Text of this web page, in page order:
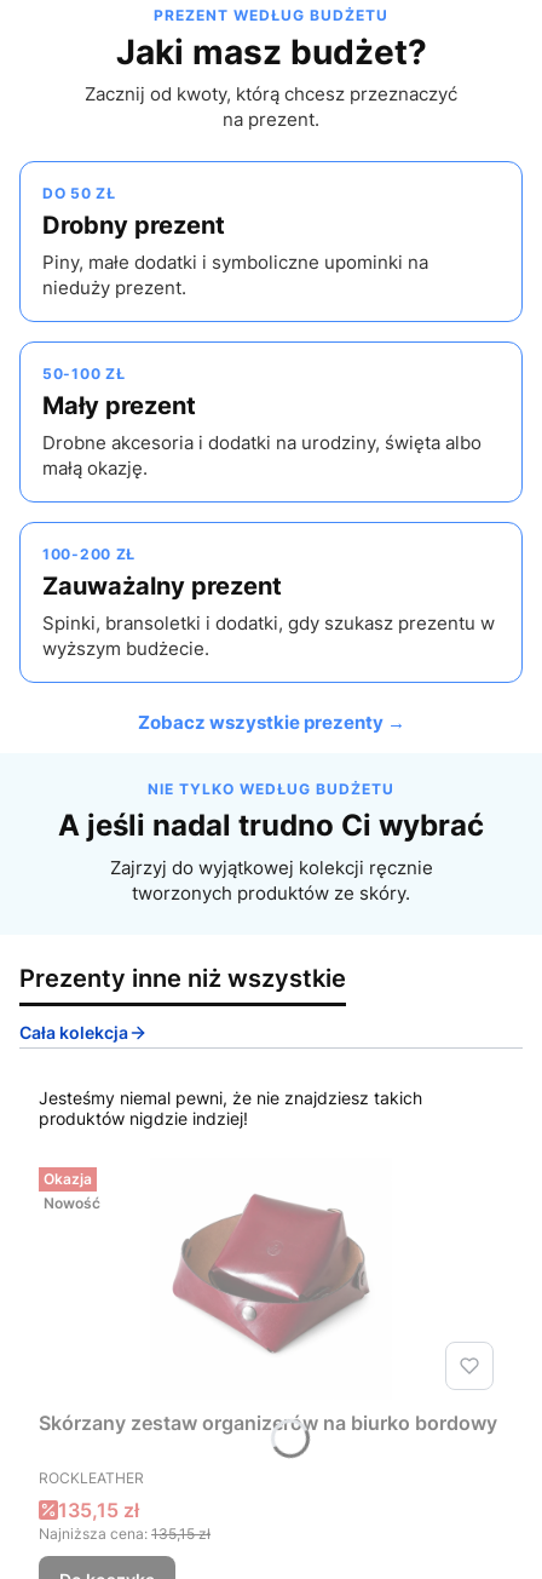
PREZENT WEDŁUG BUDŻETU
Jaki masz budżet?
Zacznij od kwoty, którą chcesz przeznaczyć
na prezent.
DO 50 ZŁ
Drobny prezent
Piny, małe dodatki i symboliczne upominki na
nieduży prezent.
50-100 ZŁ
Mały prezent
Drobne akcesoria i dodatki na urodziny, święta albo
małą okazję.
100-200 ZŁ
Zauważalny prezent
Spinki, bransoletki i dodatki, gdy szukasz prezentu w
wyższym budżecie.
Zobacz wszystkie prezenty →
NIE TYLKO WEDŁUG BUDŻETU
A jeśli nadal trudno Ci wybrać
Zajrzyj do wyjątkowej kolekcji ręcznie
tworzonych produktów ze skóry.
Prezenty inne niż wszystkie
Cała kolekcja
Jesteśmy niemal pewni, że nie znajdziesz takich
produktów nigdzie indziej!
Okazja
Nowość
Skórzany zestaw organizerów na biurko bordowy
PRODUCENT
ROCKLEATHER
Cena promocyjna
135,15 zł
Najniższa cena: 135,15 zł